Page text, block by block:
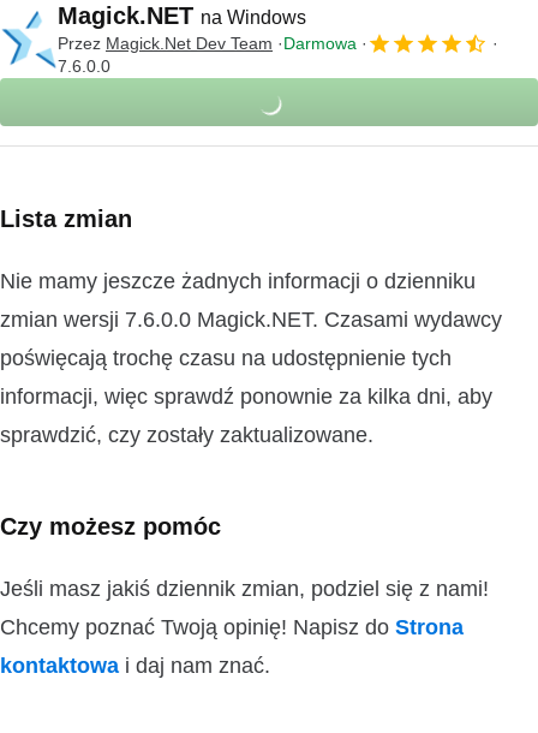
Magick.NET na Windows
Przez Magick.Net Dev Team
Darmowa
7.6.0.0
Lista zmian
Nie mamy jeszcze żadnych informacji o dzienniku
zmian wersji 7.6.0.0 Magick.NET. Czasami wydawcy
poświęcają trochę czasu na udostępnienie tych
informacji, więc sprawdź ponownie za kilka dni, aby
sprawdzić, czy zostały zaktualizowane.
Czy możesz pomóc
Jeśli masz jakiś dziennik zmian, podziel się z nami!
Chcemy poznać Twoją opinię! Napisz do Strona
kontaktowa i daj nam znać.